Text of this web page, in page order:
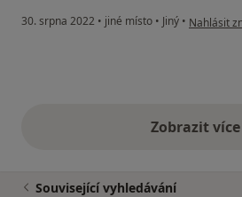
30. srpna 2022 • jiné místo • Jiný • podle
Nahlásit
Zobrazit více
výše
Související vyhledávání